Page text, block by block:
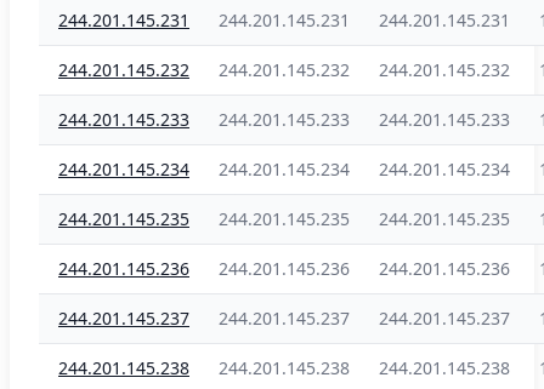
244.201.145.231 244.201.145.231 244.201.145.231
244.201.145.232 244.201.145.232 244.201.145.232
244.201.145.233 244.201.145.233 244.201.145.233
244.201.145.234 244.201.145.234 244.201.145.234
244.201.145.235 244.201.145.235 244.201.145.235
244.201.145.236 244.201.145.236 244.201.145.236
244.201.145.237 244.201.145.237 244.201.145.237
244.201.145.238 244.201.145.238 244.201.145.238